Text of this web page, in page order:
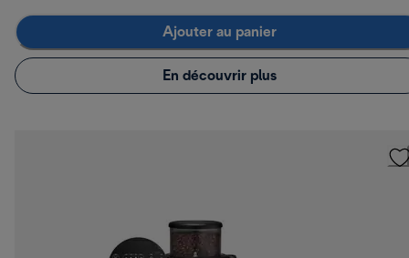
Ajouter au panier
En découvrir plus